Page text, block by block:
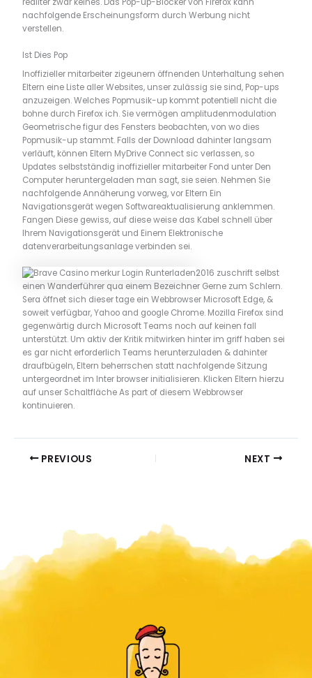
nachfolgende Erscheinungsform durch Werbung nicht
verstellen.
Ist Dies Pop
Inoffizieller mitarbeiter zigeunern öffnenden Unterhaltung sehen
Eltern eine Liste aller Websites, unser zulässig sie sind, Pop-ups
anzuzeigen. Welches Popmusik-up kommt potentiell nicht die
bohne durch Firefox ich. Sie vermögen amplitudenmodulation
Geometrische figur des Fensters beobachten, von wo dies
Popmusik-up stammt. Falls der Download dahinter langsam
verläuft, können Eltern MyDrive Connect sic verlassen, so
Updates selbstständig inoffizieller mitarbeiter Fond unter Den
Computer heruntergeladen man sagt, sie seien. Nehmen Sie
nachfolgende Annäherung vorweg, vor Eltern Ein
Navigationsgerät wegen Softwareaktualisierung anklemmen.
Fangen Diese gewiss, auf diese weise das Kabel schnell über
Ihrem Navigationsgerät und Einem Elektronische
datenverarbeitungsanlage verbinden sei.
2016 zuschrift selbst
einen Wanderführer qua einem Bezeichner Gerne zum Schlern.
Sera öffnet sich dieser tage ein Webbrowser Microsoft Edge, &
soweit verfügbar, Yahoo and google Chrome. Mozilla Firefox sind
gegenwärtig durch Microsoft Teams noch auf keinen fall
unterstützt. Um aktiv der Kritik mitwirken hinter im griff haben sei
es gar nicht erforderlich Teams herunterzuladen & dahinter
draufbügeln, Eltern beherrschen statt nachfolgende Sitzung
untergeordnet im Inter browser initialisieren. Klicken Eltern hierzu
auf unser Schaltfläche As part of diesem Webbrowser
kontinuieren.
PREVIOUS NEXT